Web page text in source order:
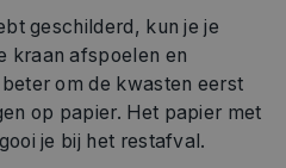
geschilderd, kun je je
kraan afspoelen en
om de kwasten eerst
op papier. Het papier met
je bij het restafval.